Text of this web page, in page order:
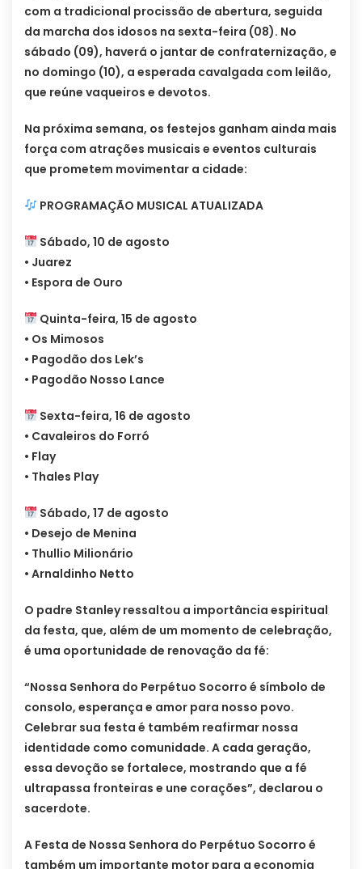
com a tradicional procissão de abertura, seguida
da marcha dos idosos na sexta-feira (08). No
sábado (09), haverá o jantar de confraternização, e
no domingo (10), a esperada cavalgada com leilão,
que reúne vaqueiros e devotos.
Na próxima semana, os festejos ganham ainda mais
força com atrações musicais e eventos culturais
que prometem movimentar a cidade:
PROGRAMAÇÃO MUSICAL ATUALIZADA
Sábado, 10 de agosto
• Juarez
• Espora de Ouro
Quinta-feira, 15 de agosto
• Os Mimosos
• Pagodão dos Lek’s
• Pagodão Nosso Lance
Sexta-feira, 16 de agosto
• Cavaleiros do Forró
• Flay
• Thales Play
Sábado, 17 de agosto
• Desejo de Menina
• Thullio Milionário
• Arnaldinho Netto
O padre Stanley ressaltou a importância espiritual
da festa, que, além de um momento de celebração,
é uma oportunidade de renovação da fé:
“Nossa Senhora do Perpétuo Socorro é símbolo de
consolo, esperança e amor para nosso povo.
Celebrar sua festa é também reafirmar nossa
identidade como comunidade. A cada geração,
essa devoção se fortalece, mostrando que a fé
ultrapassa fronteiras e une corações”, declarou o
sacerdote.
A Festa de Nossa Senhora do Perpétuo Socorro é
também um importante motor para a economia